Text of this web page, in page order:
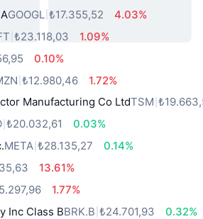
GOOGL ₺17.355,52
4.03%
₺23.118,03
1.09%
0.10%
₺12.980,46
1.72%
Manufacturing Co LtdTSM
₺20.032,61
0.03%
META ₺28.135,27
0.14%
13.61%
1.77%
Inc Class BBRK.B ₺24.701,93
0.32%